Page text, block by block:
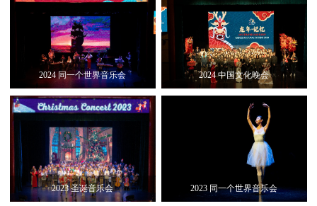
2024 同一个世界音乐会 2024 中国文化晚会
2023 圣诞音乐会 2023 同一个世界音乐会